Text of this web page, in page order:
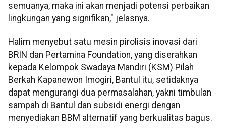
semuanya, maka ini akan menjadi potensi perbaikan
lingkungan yang signifikan," jelasnya.
Halim menyebut satu mesin pirolisis inovasi dari
BRIN dan Pertamina Foundation, yang diserahkan
kepada Kelompok Swadaya Mandiri (KSM) Pilah
Berkah Kapanewon Imogiri, Bantul itu, setidaknya
dapat mengurangi dua permasalahan, yakni timbulan
sampah di Bantul dan subsidi energi dengan
menyediakan BBM alternatif yang berkualitas bagus.